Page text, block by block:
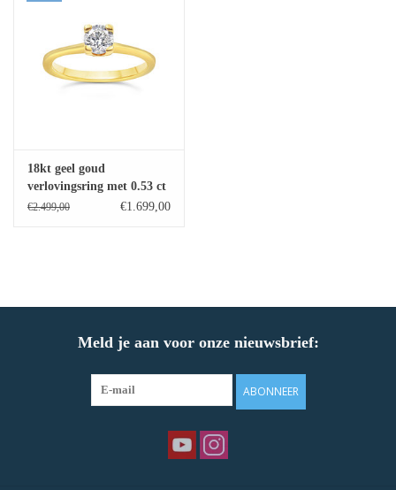
18kt geel goud
verlovingsring met 0.53 ct
diamant
€2.499,00 €1.699,00
Meld je aan voor onze nieuwsbrief:
ABONNEER